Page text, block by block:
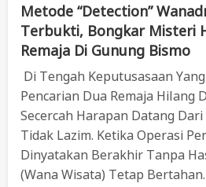
Metode “Detection”
Terbukti, Bongkar Misteri
Remaja Di Gunung Bismo
Di Tengah Keputusasaan
Pencarian Dua Remaja Hilang
Secercah Harapan Datang
Tidak Lazim. Ketika Operasi
Dinyatakan Berakhir Tanpa
(Wana Wisata) Tetap